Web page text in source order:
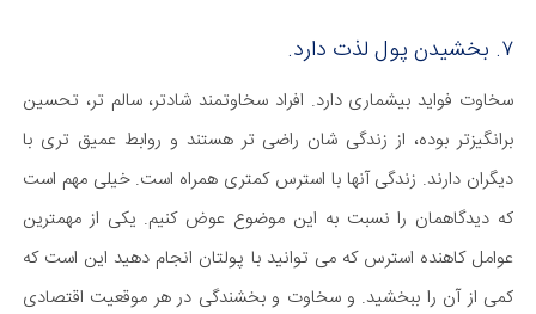
۷. بخشیدن پول لذت دارد.
سخاوت فواید بیشماری دارد. افراد سخاوتمند شادتر، سالم تر، تحسین
برانگیزتر بوده، از زندگی شان راضی تر هستند و روابط عمیق تری با
دیگران دارند. زندگی آنها با استرس کمتری همراه است. خیلی مهم است
که دیدگاهمان را نسبت به این موضوع عوض کنیم. یکی از مهمترین
عوامل کاهنده استرس که می توانید با پولتان انجام دهید این است که
کمی از آن را ببخشید. و سخاوت و بخشندگی در هر موقعیت اقتصادی